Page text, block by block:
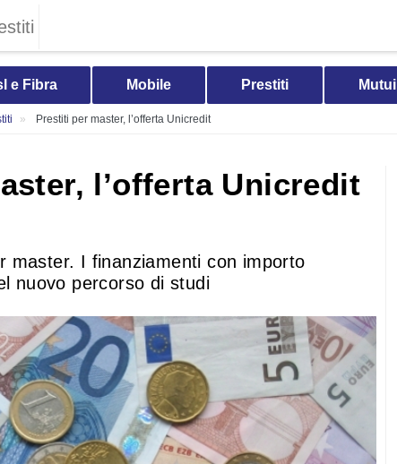
e Fibra Mobile Prestiti Mutui
Prestiti per master, l’offerta Unicredit
l’offerta Unicredit
master. I finanziamenti con importo
nuovo percorso di studi